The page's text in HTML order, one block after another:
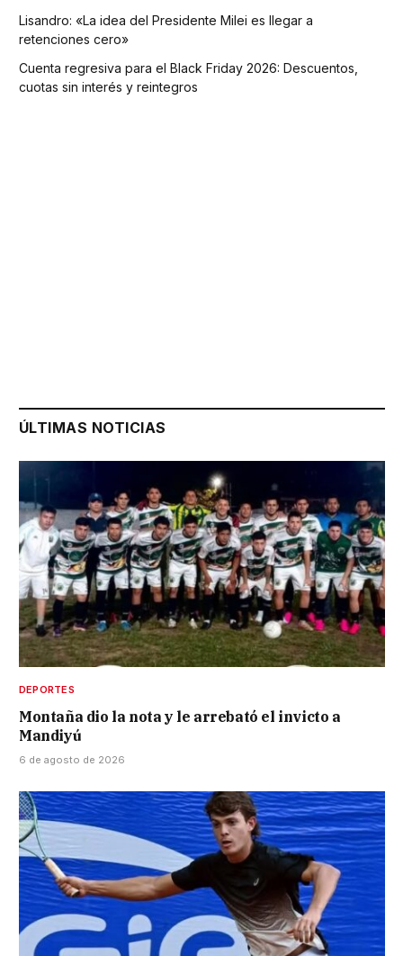
Lisandro: «La idea del Presidente Milei es llegar a
retenciones cero»
Cuenta regresiva para el Black Friday 2026: Descuentos,
cuotas sin interés y reintegros
ÚLTIMAS NOTICIAS
DEPORTES
Montaña dio la nota y le arrebató el invicto a
Mandiyú
6 de agosto de 2026